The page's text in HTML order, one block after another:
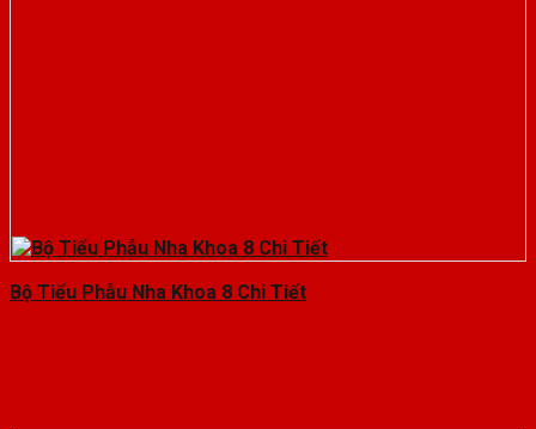
Bộ Tiểu Phẫu Nha Khoa 8 Chi Tiết